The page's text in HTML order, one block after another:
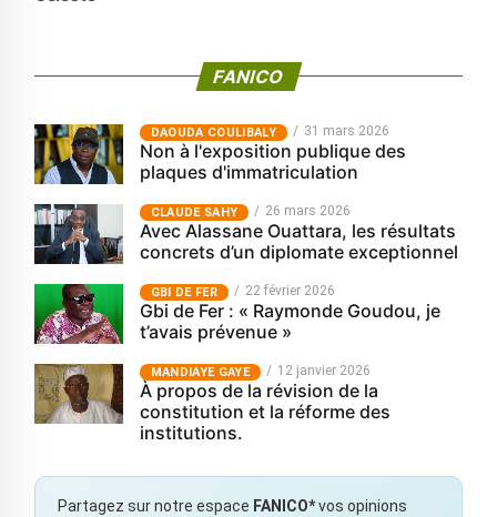
FANICO
‎DAOUDA COULIBALY 31 mars 2026
Non à l'exposition publique des
plaques d'immatriculation
CLAUDE SAHY 26 mars 2026
Avec Alassane Ouattara, les résultats
concrets d’un diplomate exceptionnel
GBI DE FER 22 février 2026
Gbi de Fer : « Raymonde Goudou, je
t’avais prévenue »
MANDIAYE GAYE 12 janvier 2026
À propos de la révision de la
constitution et la réforme des
institutions.
Partagez sur notre espace FANICO*vos opinions